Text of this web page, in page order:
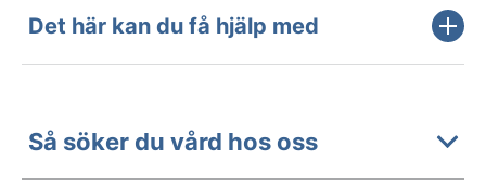
Det här kan du få hjälp med
Så söker du vård hos oss